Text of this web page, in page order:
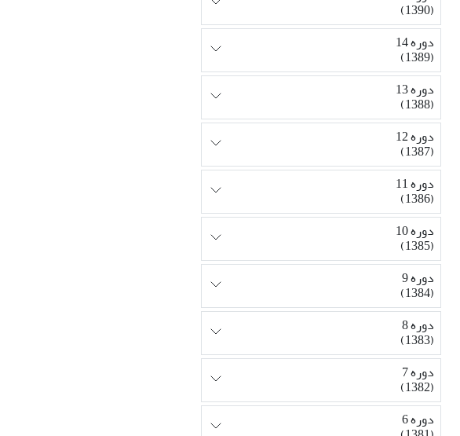
(1390)
دوره 14
(1389)
دوره 13
(1388)
دوره 12
(1387)
دوره 11
(1386)
دوره 10
(1385)
دوره 9
(1384)
دوره 8
(1383)
دوره 7
(1382)
دوره 6